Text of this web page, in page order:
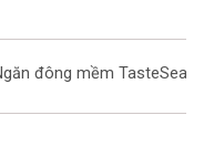
đông mềm TasteSeal